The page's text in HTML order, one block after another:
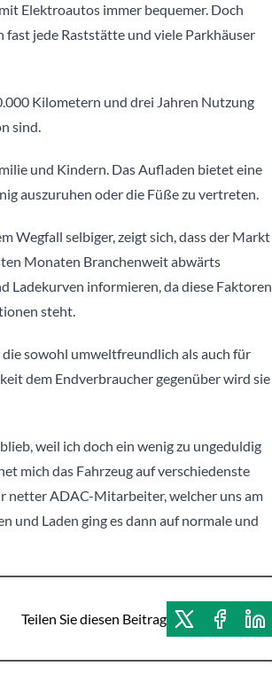
Elektroautos immer bequemer. Doch
fast jede Raststätte und viele Parkhäuser
Kilometern und drei Jahren Nutzung
sind.
und Kindern. Das Aufladen bietet eine
auszuruhen oder die Füße zu vertreten.
Wegfall selbiger, zeigt sich, dass der Markt
Monaten Branchenweit abwärts
Ladekurven informieren, da diese Faktoren
steht.
sowohl umweltfreundlich als auch für
dem Endverbraucher gegenüber wird sie
weil ich doch ein wenig zu ungeduldig
mich das Fahrzeug auf verschiedenste
netter ADAC-Mitarbeiter, welcher uns am
und Laden ging es dann auf normale und
Teilen Sie diesen Beitrag